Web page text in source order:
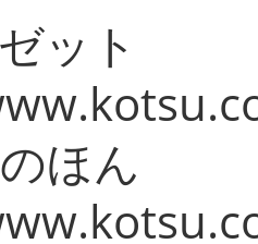
ット
ほん